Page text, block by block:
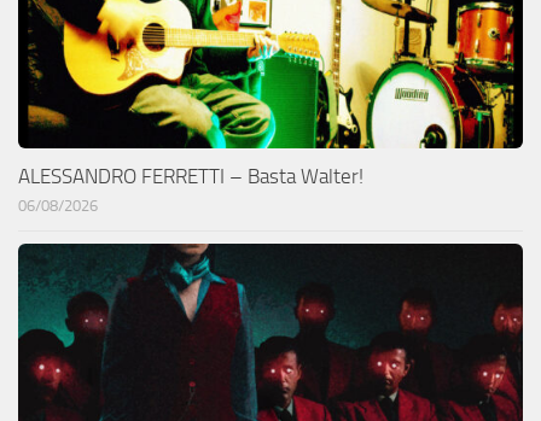
ALESSANDRO FERRETTI – Basta Walter!
06/08/2026